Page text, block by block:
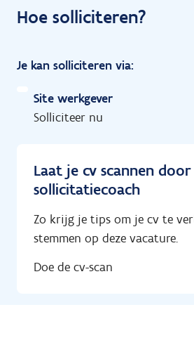
Hoe solliciteren?
Je kan solliciteren via:
Site werkgever
Solliciteer nu
Laat je cv scannen
sollicitatiecoach
Zo krijg je tips om je cv te
stemmen op deze vacature.
Doe de cv-scan